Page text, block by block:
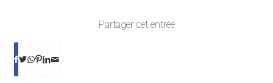
Partager cet entrée